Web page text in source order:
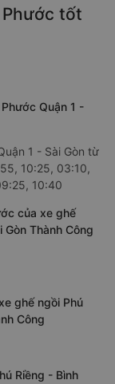
Phước tốt
Quận 1 -
1 - Sài Gòn từ
10:25, 03:10,
10:40
của xe ghế
Gòn Thành Công
ghế ngồi Phú
Công
Riềng - Bình